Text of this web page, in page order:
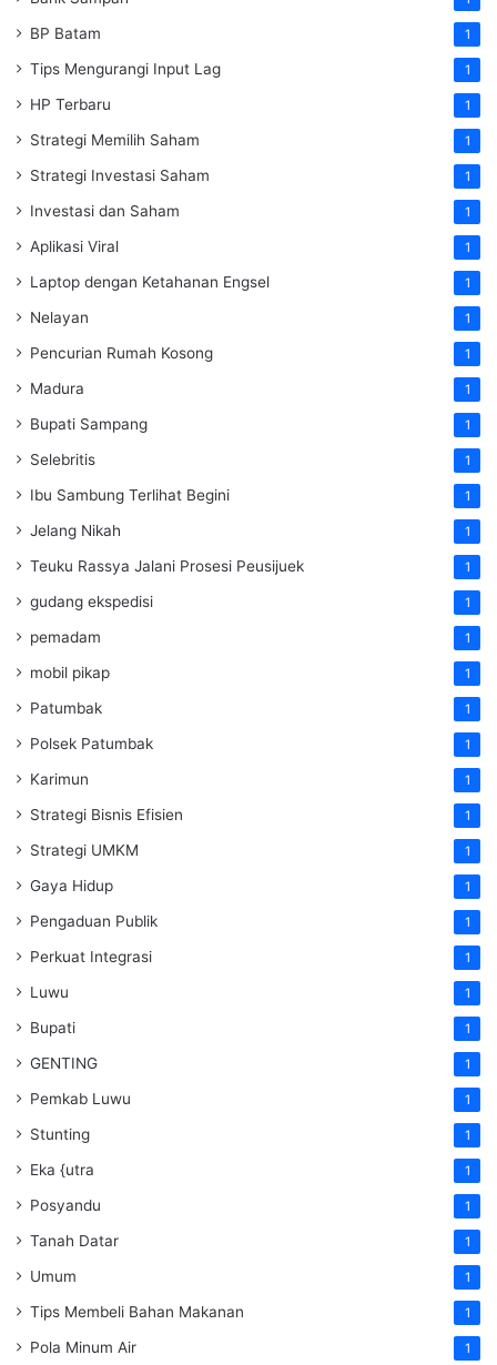
BP Batam 1
Tips Mengurangi Input Lag 1
HP Terbaru 1
Strategi Memilih Saham 1
Strategi Investasi Saham 1
Investasi dan Saham 1
Aplikasi Viral 1
Laptop dengan Ketahanan Engsel 1
Nelayan 1
Pencurian Rumah Kosong 1
Madura 1
Bupati Sampang 1
Selebritis 1
Ibu Sambung Terlihat Begini 1
Jelang Nikah 1
Teuku Rassya Jalani Prosesi Peusijuek 1
gudang ekspedisi 1
pemadam 1
mobil pikap 1
Patumbak 1
Polsek Patumbak 1
Karimun 1
Strategi Bisnis Efisien 1
Strategi UMKM 1
Gaya Hidup 1
Pengaduan Publik 1
Perkuat Integrasi 1
Luwu 1
Bupati 1
GENTING 1
Pemkab Luwu 1
Stunting 1
Eka {utra 1
Posyandu 1
Tanah Datar 1
Umum 1
Tips Membeli Bahan Makanan 1
Pola Minum Air 1